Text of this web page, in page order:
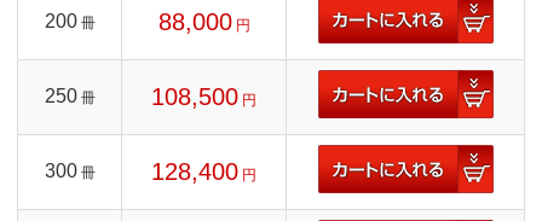
200 冊 88,000 円
250 冊 108,500 円
300 冊 128,400 円